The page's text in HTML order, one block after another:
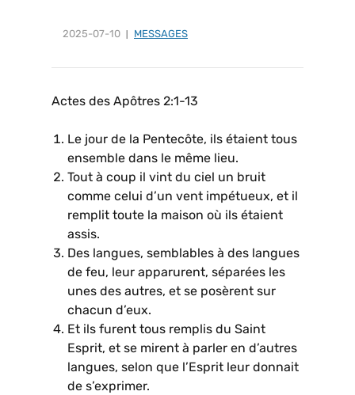
2025-07-10 MESSAGES
Actes des Apôtres 2:1-13
Le jour de la Pentecôte, ils étaient tous
ensemble dans le même lieu.
Tout à coup il vint du ciel un bruit
comme celui d’un vent impétueux, et il
remplit toute la maison où ils étaient
assis.
Des langues, semblables à des langues
de feu, leur apparurent, séparées les
unes des autres, et se posèrent sur
chacun d’eux.
Et ils furent tous remplis du Saint
Esprit, et se mirent à parler en d’autres
langues, selon que l’Esprit leur donnait
de s’exprimer.